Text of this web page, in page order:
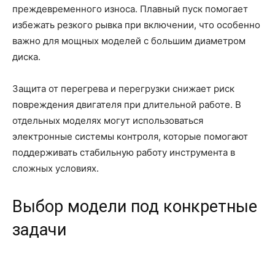
преждевременного износа. Плавный пуск помогает
избежать резкого рывка при включении, что особенно
важно для мощных моделей с большим диаметром
диска.
Защита от перегрева и перегрузки снижает риск
повреждения двигателя при длительной работе. В
отдельных моделях могут использоваться
электронные системы контроля, которые помогают
поддерживать стабильную работу инструмента в
сложных условиях.
Выбор модели под конкретные
задачи